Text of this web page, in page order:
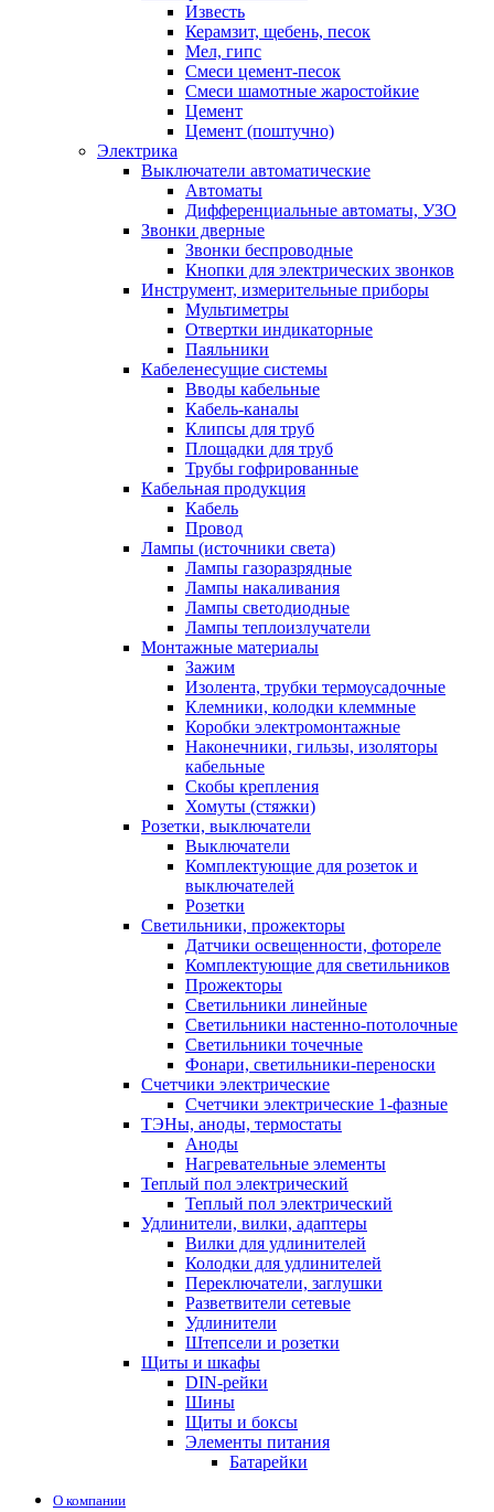
Известь
Керамзит, щебень, песок
Мел, гипс
Смеси цемент-песок
Смеси шамотные жаростойкие
Цемент
Цемент (поштучно)
Электрика
Выключатели автоматические
Автоматы
Дифференциальные автоматы, УЗО
Звонки дверные
Звонки беспроводные
Кнопки для электрических звонков
Инструмент, измерительные приборы
Мультиметры
Отвертки индикаторные
Паяльники
Кабеленесущие системы
Вводы кабельные
Кабель-каналы
Клипсы для труб
Площадки для труб
Трубы гофрированные
Кабельная продукция
Кабель
Провод
Лампы (источники света)
Лампы газоразрядные
Лампы накаливания
Лампы светодиодные
Лампы теплоизлучатели
Монтажные материалы
Зажим
Изолента, трубки термоусадочные
Клемники, колодки клеммные
Коробки электромонтажные
Наконечники, гильзы, изоляторы
кабельные
Скобы крепления
Хомуты (стяжки)
Розетки, выключатели
Выключатели
Комплектующие для розеток и
выключателей
Розетки
Светильники, прожекторы
Датчики освещенности, фотореле
Комплектующие для светильников
Прожекторы
Светильники линейные
Светильники настенно-потолочные
Светильники точечные
Фонари, светильники-переноски
Счетчики электрические
Счетчики электрические 1-фазные
ТЭНы, аноды, термостаты
Аноды
Нагревательные элементы
Теплый пол электрический
Теплый пол электрический
Удлинители, вилки, адаптеры
Вилки для удлинителей
Колодки для удлинителей
Переключатели, заглушки
Разветвители сетевые
Удлинители
Штепсели и розетки
Щиты и шкафы
DIN-рейки
Шины
Щиты и боксы
Элементы питания
Батарейки
О компании